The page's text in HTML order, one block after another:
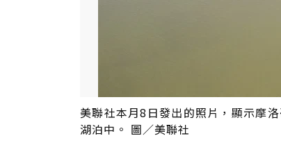
美聯社本月8日發出的照片，顯示摩
湖泊中。 圖／美聯社